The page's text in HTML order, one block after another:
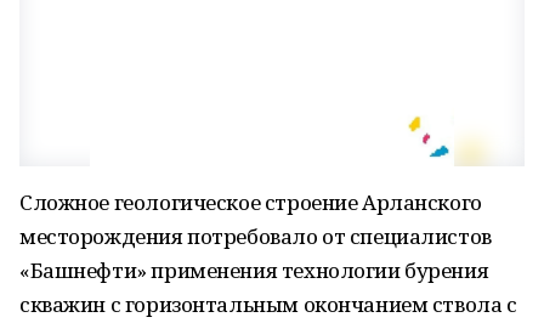
Сложное геологическое строение Арланского
месторождения потребовало от специалистов
«Башнефти» применения технологии бурения
скважин с горизонтальным окончанием ствола с